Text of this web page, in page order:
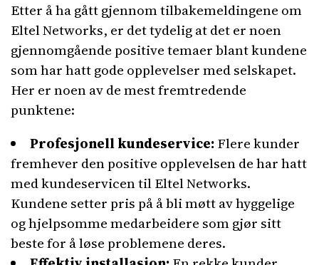
Etter å ha gått gjennom tilbakemeldingene om
Eltel Networks, er det tydelig at det er noen
gjennomgående positive temaer blant kundene
som har hatt gode opplevelser med selskapet.
Her er noen av de mest fremtredende
punktene:
Profesjonell kundeservice:Flere kunder
fremhever den positive opplevelsen de har hatt
med kundeservicen til Eltel Networks.
Kundene setter pris på å bli møtt av hyggelige
og hjelpsomme medarbeidere som gjør sitt
beste for å løse problemene deres.